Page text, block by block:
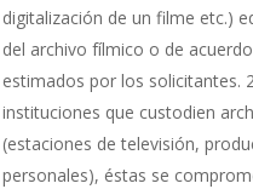
digitalización de un filme etc.)
del archivo fílmico o de
estimados por los solicitantes.
instituciones que custodien
(estaciones de televisión,
personales), éstas se